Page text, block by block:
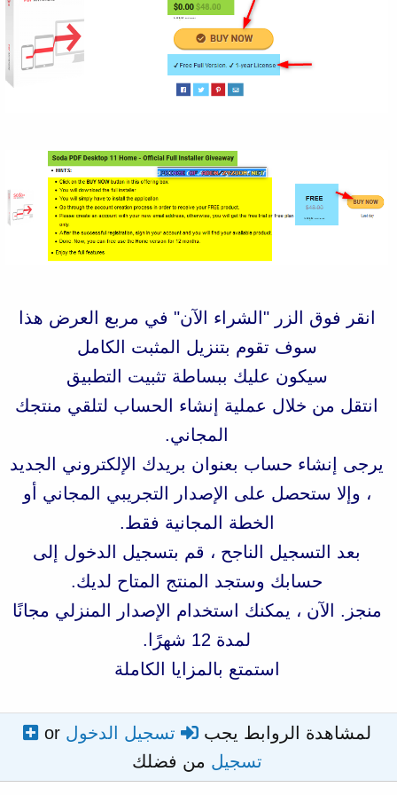
انقر فوق الزر "الشراء الآن" في مربع العرض هذا
سوف تقوم بتنزيل المثبت الكامل
سيكون عليك ببساطة تثبيت التطبيق
انتقل من خلال عملية إنشاء الحساب لتلقي منتجك
المجاني.
يرجى إنشاء حساب بعنوان بريدك الإلكتروني الجديد
، وإلا ستحصل على الإصدار التجريبي المجاني أو
الخطة المجانية فقط.
بعد التسجيل الناجح ، قم بتسجيل الدخول إلى
حسابك وستجد المنتج المتاح لديك.
منجز. الآن ، يمكنك استخدام الإصدار المنزلي مجانًا
لمدة 12 شهرًا.
استمتع بالمزايا الكاملة
لمشاهدة الروابط يجب تسجيل الدخول or
تسجيل من فضلك